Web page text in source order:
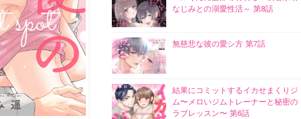
なじみとの溺愛性活～ 第8話
無慈悲な彼の愛シ方 第7話
結果にコミットするイカせまくりジ
ム〜メロいジムトレーナーと秘密の
ラブレッスン〜 第6話